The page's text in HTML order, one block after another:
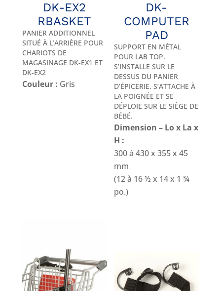
DK-EX2
RBASKET
PANIER ADDITIONNEL
SITUÉ À L’ARRIÈRE POUR
CHARIOTS DE
MAGASINAGE DK-EX1 ET
DK-EX2
Couleur : Gris
DK-
COMPUTER
PAD
SUPPORT EN MÉTAL
POUR LAB TOP.
S’INSTALLE SUR LE
DESSUS DU PANIER
D’ÉPICERIE. S’ATTACHE À
LA POIGNÉE ET SE
DÉPLOIE SUR LE SIÈGE DE
BÉBÉ.
Dimension – Lo x La x
H :
300 à 430 x 355 x 45
mm
(12 à 16 ½ x 14 x 1 ¾
po.)